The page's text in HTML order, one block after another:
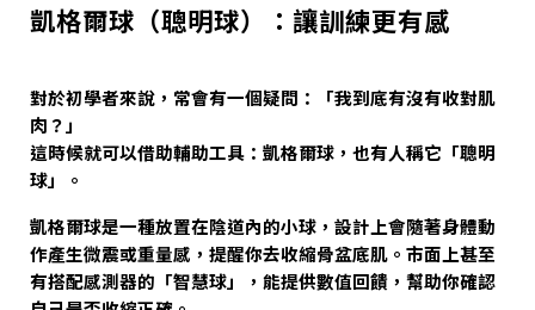
凱格爾球（聰明球）：讓訓練更有感
對於初學者來說，常會有一個疑問：「我到底有沒有收對肌
肉？」
這時候就可以借助輔助工具：凱格爾球，也有人稱它「聰明
球」。
凱格爾球是一種放置在陰道內的小球，設計上會隨著身體動
作產生微震或重量感，提醒你去收縮骨盆底肌。市面上甚至
有搭配感測器的「智慧球」，能提供數值回饋，幫助你確認